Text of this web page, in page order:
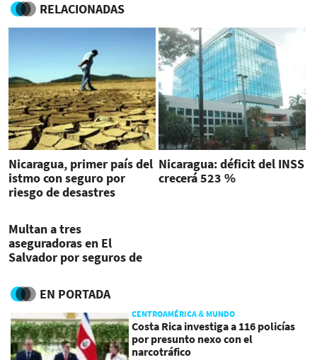
RELACIONADAS
Nicaragua, primer país del
istmo con seguro por
riesgo de desastres
Nicaragua: déficit del INSS
crecerá 523 %
Multan a tres
aseguradoras en El
Salvador por seguros de
EN PORTADA
CENTROAMÉRICA & MUNDO
Costa Rica investiga a 116 policías
por presunto nexo con el
narcotráfico